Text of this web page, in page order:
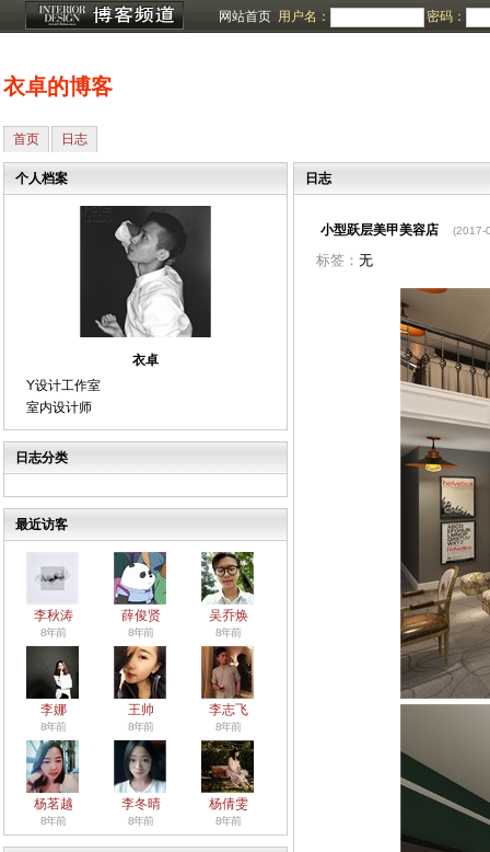
网站首页 用户名： 密码：
衣卓的博客
首页 日志
个人档案
衣卓
Y设计工作室
室内设计师
日志分类
最近访客
李秋涛
8年前
薛俊贤
8年前
吴乔焕
8年前
李娜
8年前
王帅
8年前
李志飞
8年前
杨茗越
8年前
李冬晴
8年前
杨倩雯
8年前
日志
小型跃层美甲美容店 (2017-
标签： 无